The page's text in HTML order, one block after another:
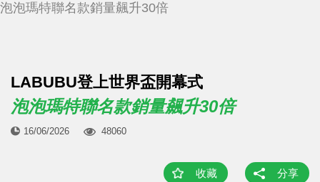
泡泡瑪特聯名款銷量飆升30倍
LABUBU登上世界盃開幕式
泡泡瑪特聯名款銷量飆升30倍
16/06/2026 48060
收藏 分享